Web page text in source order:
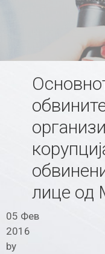
лице од
05 Фев
2016
by